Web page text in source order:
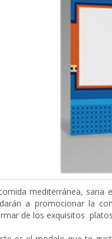
mediterránea, sana
a promocionar la
de los exquisitos